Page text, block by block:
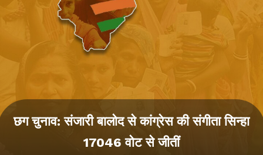
छग चुनाव: संजारी बालोद से कांग्रेस की संगीता सिन्हा
17046 वोट से जीतीं